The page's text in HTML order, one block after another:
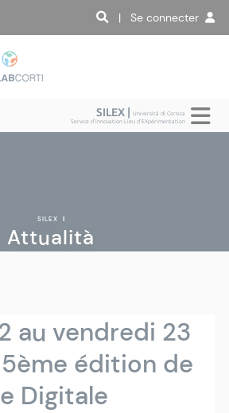
| Se connecter
SILEX |Università di Corsica
Service d'Innovation Lieu d'EXpérimentation
SILEX |
Attualità
au vendredi 23
édition de
Digitale